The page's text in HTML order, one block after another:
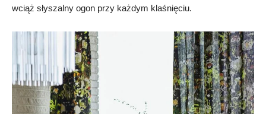
wciąż słyszalny ogon przy każdym klaśnięciu.